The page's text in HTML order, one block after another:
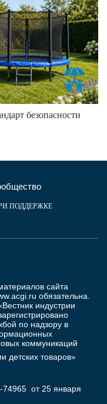
безопасности
ПОДДЕРЖКЕ
сайта
обязательна.
индустрии
по надзору в
коммуникаций
детских товаров»
от 25 января